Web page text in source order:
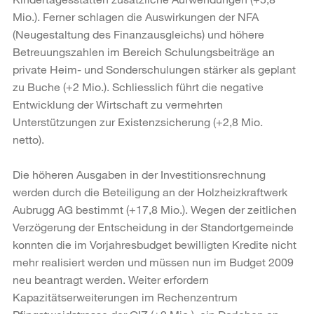
Mio.). Ferner schlagen die Auswirkungen der NFA
(Neugestaltung des Finanzausgleichs) und höhere
Betreuungszahlen im Bereich Schulungsbeiträge an
private Heim- und Sonderschulungen stärker als geplant
zu Buche (+2 Mio.). Schliesslich führt die negative
Entwicklung der Wirtschaft zu vermehrten
Unterstützungen zur Existenzsicherung (+2,8 Mio.
netto).
Die höheren Ausgaben in der Investitionsrechnung
werden durch die Beteiligung an der Holzheizkraftwerk
Aubrugg AG bestimmt (+17,8 Mio.). Wegen der zeitlichen
Verzögerung der Entscheidung in der Standortgemeinde
konnten die im Vorjahresbudget bewilligten Kredite nicht
mehr realisiert werden und müssen nun im Budget 2009
neu beantragt werden. Weiter erfordern
Kapazitätserweiterungen im Rechenzentrum